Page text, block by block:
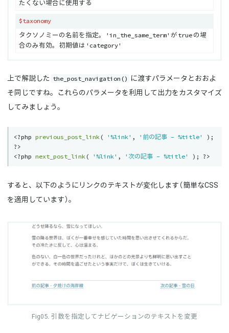
たくない場合に使用する
$taxonomy
タクソノミーの名前を指定。 'in_the_same_term' が true の場
合のみ有効。初期値は 'category'
上で解説した the_post_navigation()
に渡すパラメータとおおよ
そ同じですね。これらのパラメータを利用して出力をカスタマイズ
してみましょう。
<?php previous_post_link( '%link' , '前の記事 - %title' ) ;
?>
<?php next_post_link( '%link' , '次の記事 - %title' ) ; ?>
すると、以下のようにリンクのテキストが変化します（簡単なCSS
を適用しています）。
引数を指定してナビゲーションのテキストを変更